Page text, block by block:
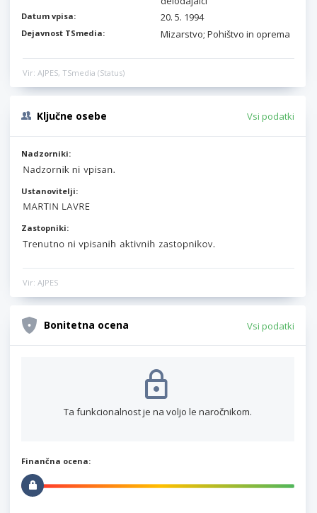
Datum vpisa: 20. 5. 1994
Dejavnost TSmedia: Mizarstvo; Pohištvo in oprema
Vir: AJPES, TSmedia (Status)
Ključne osebe Vsi podatki
Nadzorniki:
Ustanovitelji:
Zastopniki:
Vir: AJPES
Bonitetna ocena Vsi podatki
Ta funkcionalnost je na voljo le naročnikom.
Finančna ocena: